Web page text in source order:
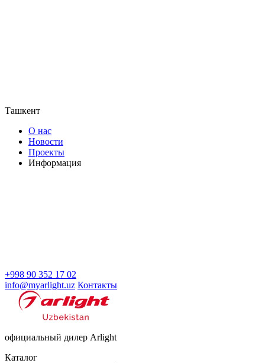
Ташкент
О нас
Новости
Проекты
Информация
+998 90 352 17 02
info@myarlight.uz Контакты
официальный дилер Arlight
Каталог